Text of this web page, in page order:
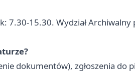
7.30-15.30. Wydział
dokumentów), zgłoszenia do